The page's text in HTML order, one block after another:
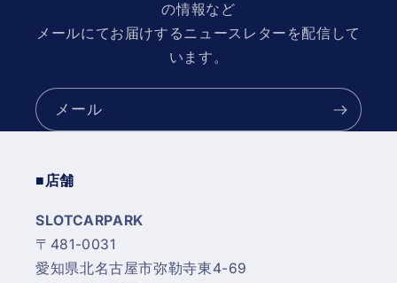
の情報など
メールにてお届けするニュースレターを配信して
います。
メール
■店舗
SLOTCARPARK
〒481-0031
愛知県北名古屋市弥勒寺東4-69